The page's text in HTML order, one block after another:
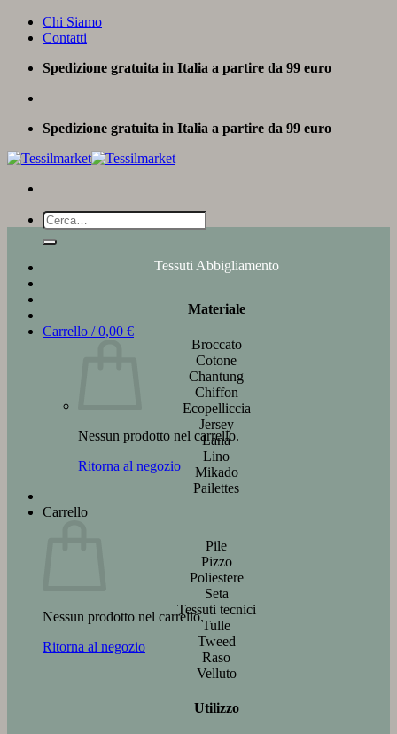
Salta
Chi Siamo
Contatti
Spedizione gratuita in Italia a partire da 99 euro
Spedizione gratuita in Italia a partire da 99 euro
Cerca:
Carrello /0,00 €
Nessun prodotto nel carrello.
Ritorna al negozio
Carrello
Nessun prodotto nel carrello.
Ritorna al negozio
Tessuti Abbigliamento
Materiale
Broccato
Cotone
Chantung
Chiffon
Ecopelliccia
Jersey
Lana
Lino
Mikado
Pailettes
Pile
Pizzo
Poliestere
Seta
Tessuti tecnici
Tulle
Tweed
Raso
Velluto
Utilizzo